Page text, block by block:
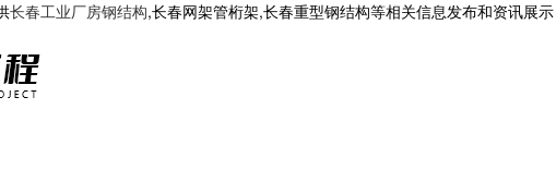
长春工业厂房钢结构,长春网架管桁架,长春重型钢结构等相关信息发布和资讯展示